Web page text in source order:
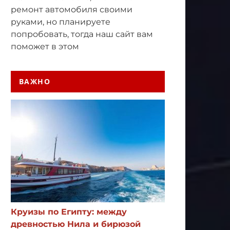
ремонт автомобиля своими
руками, но планируете
попробовать, тогда наш сайт вам
поможет в этом
ВАЖНО
Круизы по Египту: между
древностью Нила и бирюзой